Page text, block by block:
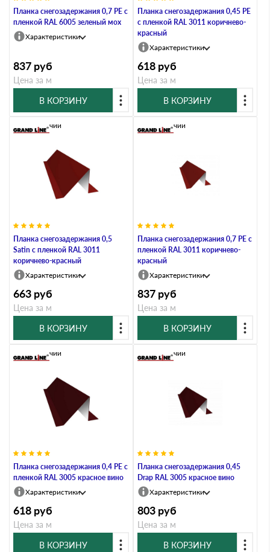
Планка снегозадержания 0,7 PE с
пленкой RAL 6005 зеленый мох
Характеристики
837 руб
Цена за м
В КОРЗИНУ
Планка снегозадержания 0,45 PE
с пленкой RAL 3011 коричнево-
красный
Характеристики
618 руб
Цена за м
В КОРЗИНУ
Планка снегозадержания 0,5
Satin с пленкой RAL 3011
коричнево-красный
В наличии
Характеристики
663 руб
Цена за м
В КОРЗИНУ
Планка снегозадержания 0,7 PE с
пленкой RAL 3011 коричнево-
красный
В наличии
Характеристики
837 руб
Цена за м
В КОРЗИНУ
Планка снегозадержания 0,4 PE с
пленкой RAL 3005 красное вино
В наличии
Характеристики
618 руб
Цена за м
В КОРЗИНУ
Планка снегозадержания 0,45
Drap RAL 3005 красное вино
В наличии
Характеристики
803 руб
Цена за м
В КОРЗИНУ